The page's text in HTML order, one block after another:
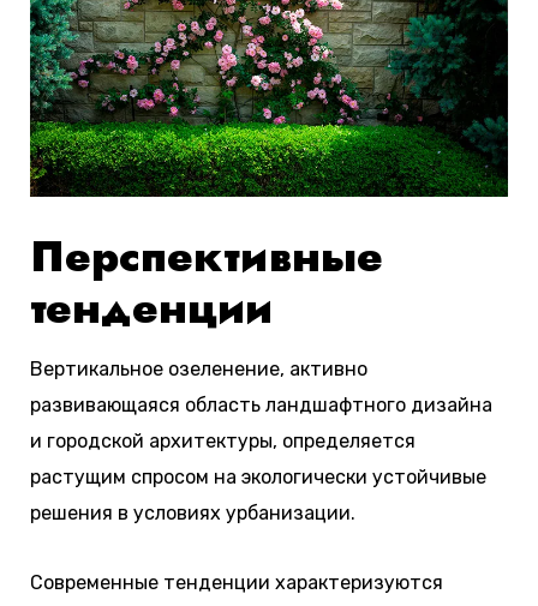
Перспективные
тенденции
Вертикальное озеленение, активно
развивающаяся область ландшафтного дизайна
и городской архитектуры, определяется
растущим спросом на экологически устойчивые
решения в условиях урбанизации.
Современные тенденции характеризуются